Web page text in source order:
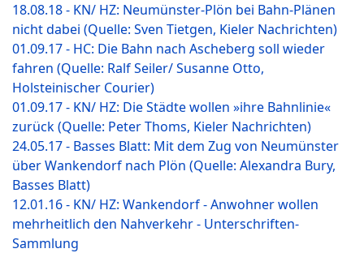
18.08.18 - KN/ HZ: Neumünster-Plön bei Bahn-Plänen
nicht dabei (Quelle: Sven Tietgen, Kieler Nachrichten)
01.09.17 - HC: Die Bahn nach Ascheberg soll wieder
fahren (Quelle: Ralf Seiler/ Susanne Otto,
Holsteinischer Courier)
01.09.17 - KN/ HZ: Die Städte wollen »ihre Bahnlinie«
zurück (Quelle: Peter Thoms, Kieler Nachrichten)
24.05.17 - Basses Blatt: Mit dem Zug von Neumünster
über Wankendorf nach Plön (Quelle: Alexandra Bury,
Basses Blatt)
12.01.16 - KN/ HZ: Wankendorf - Anwohner wollen
mehrheitlich den Nahverkehr - Unterschriften-
Sammlung